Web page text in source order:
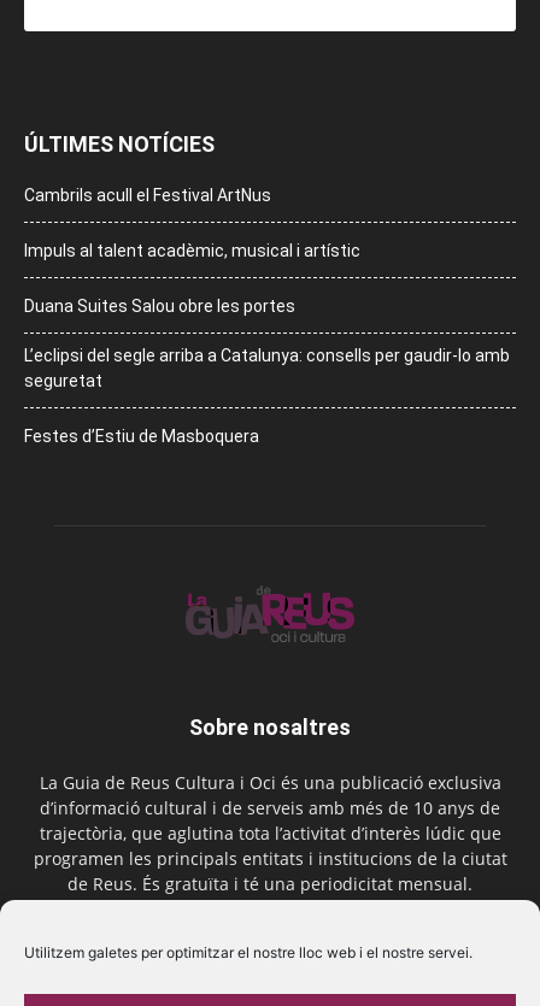
Utilitzem galetes per optimitzar el nostre lloc web i el nostre servei.
ÚLTIMES NOTÍCIES
Cambrils acull el Festival ArtNus
Impuls al talent acadèmic, musical i artístic
Duana Suites Salou obre les portes
L’eclipsi del segle arriba a Catalunya: consells per gaudir-lo amb
seguretat
Festes d’Estiu de Masboquera
Sobre nosaltres
La Guia de Reus Cultura i Oci és una publicació exclusiva
d’informació cultural i de serveis amb més de 10 anys de
trajectòria, que aglutina tota l’activitat d’interès lúdic que
programen les principals entitats i institucions de la ciutat
de Reus. És gratuïta i té una periodicitat mensual.